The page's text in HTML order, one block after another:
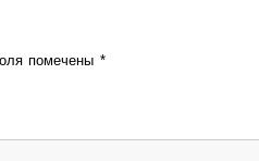
помечены *